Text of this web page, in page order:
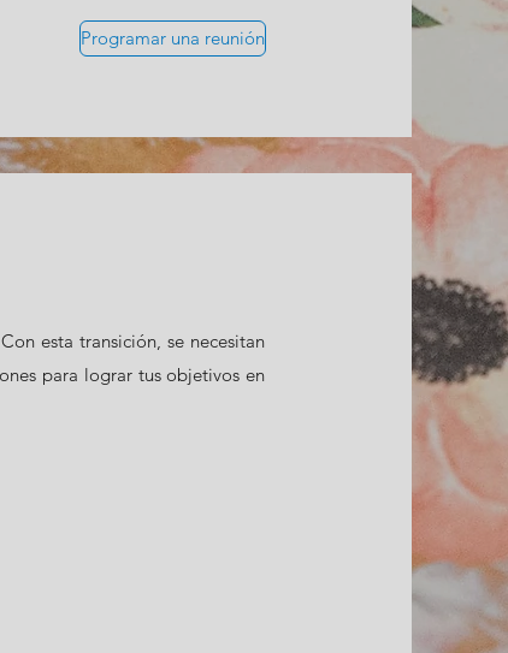
Programar una reunión
esta transición, se necesitan
para lograr tus objetivos en